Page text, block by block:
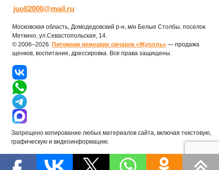
juoll2000@mail.ru
Московская область, Домодедовский р-н, м/н Белые Столбы, поселок
Меткино, ул.Севастопольская, 14.
© 2006–2026. Питомник немецких овчарок «Жуолль» — продажа
щенков, воспитание, дрессировка. Все права защищены.
Запрещено копирование любых материалов сайта, включая текстовую,
графическую и видеоинформацию.